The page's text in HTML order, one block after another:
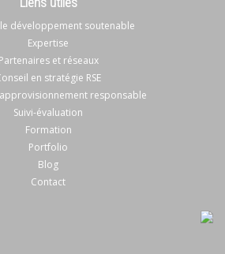
le développement soutenable
Expertise
Partenaires et réseaux
en stratégie RSE
responsable
Suivi-évaluation
Formation
Portfolio
Blog
Contact